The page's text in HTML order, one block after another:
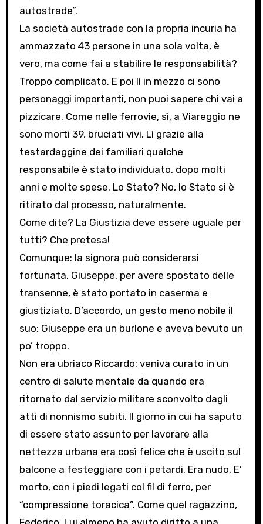
autostrade”.
La società autostrade con la propria incuria ha
ammazzato 43 persone in una sola volta, è
vero, ma come fai a stabilire le responsabilità?
Troppo complicato. E poi lì in mezzo ci sono
personaggi importanti, non puoi sapere chi vai a
pizzicare. Come nelle ferrovie, sì, a Viareggio ne
sono morti 39, bruciati vivi. Lì grazie alla
testardaggine dei familiari qualche
responsabile è stato individuato, dopo molti
anni e molte spese. Lo Stato? No, lo Stato si è
ritirato dal processo, naturalmente.
Come dite? La Giustizia deve essere uguale per
tutti? Che pretesa!
Comunque: la signora può considerarsi
fortunata. Giuseppe, per avere spostato delle
transenne, è stato portato in caserma e
giustiziato. D’accordo, un gesto meno nobile il
suo: Giuseppe era un burlone e aveva bevuto un
po’ troppo.
Non era ubriaco Riccardo: veniva curato in un
centro di salute mentale da quando era
ritornato dal servizio militare sconvolto dagli
atti di nonnismo subiti. Il giorno in cui ha saputo
di essere stato assunto per lavorare alla
nettezza urbana era così felice che è uscito sul
balcone a festeggiare con i petardi. Era nudo. E’
morto, con i piedi legati col fil di ferro, per
“compressione toracica”. Come quel ragazzino,